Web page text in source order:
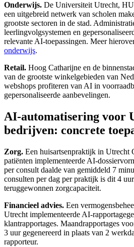
Onderwijs. De Universiteit Utrecht,
een uitgebreid netwerk van scholen
grootste sectoren in de stad.
leerlingvolgsystemen en
relevante AI-toepassingen. Meer
onderwijs.
Retail. Hoog Catharijne en de
van de grootste winkelgebieden van
webshops profiteren van AI in
gepersonaliseerde aanbevelingen.
AI-automatisering voor
bedrijven: concrete
Zorg. Een huisartsenpraktijk in Utrecht
patiënten implementeerde AI-
per consult daalde van gemiddeld 7
consulten per dag per praktijk is dit 4
teruggewonnen zorgcapaciteit.
Financieel advies. Een
Utrecht implementeerde AI-
klantrapportages. Maandrapportages
3 uur gegenereerd in plaats van 2
rapporteur.